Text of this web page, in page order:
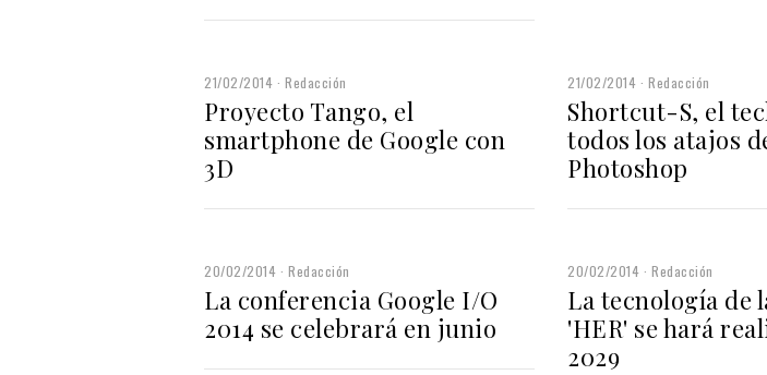
21/02/2014 Redacción
Proyecto Tango, el
smartphone de Google con
3D
21/02/2014 Redacción
Shortcut-S, el
todos los atajos
Photoshop
20/02/2014 Redacción
La conferencia Google I/O
2014 se celebrará en junio
20/02/2014 Redacción
La tecnología de
'HER' se hará
2029